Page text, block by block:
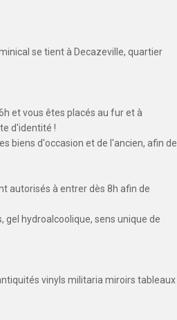
se tient à Decazeville, quartier
et vous êtes placés au fur et à
d'identité !
biens d'occasion et de l'ancien, afin de
autorisés à entrer dès 8h afin de
hydroalcoolique, sens unique de
vinyls militaria miroirs tableaux